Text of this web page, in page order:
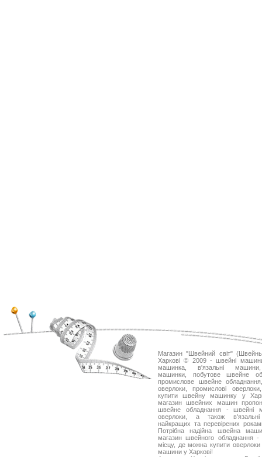
Магазин "Швейний світ"
Харкові © 2009 - швейні
машинка, в'язальні
машинки, побутове швейне
промислове швейне
оверлоки, промислові
купити швейну машинку у
магазин швейних машин
швейне обладнання - швейні
оверлоки, а також
найкращих та перевірених
Потрібна надійна швейна
магазин швейного обладнання -
місцу, де можна купити оверлоки
машини у Харкові!